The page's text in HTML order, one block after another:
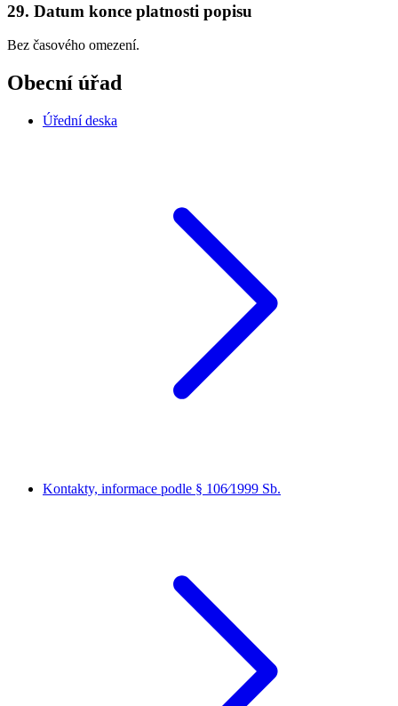
29. Datum konce platnosti popisu
Bez časového omezení.
Obecní úřad
Úřední deska
Kontakty, informace podle § 106⁄1999 Sb.